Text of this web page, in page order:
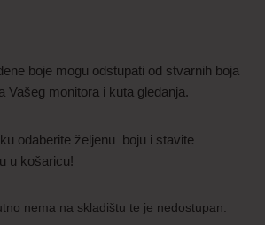
boje mogu odstupati od stvarnih boja
Vašeg monitora i kuta gledanja.
odaberite željenu boju i stavite
u košaricu!
nema na skladištu te je nedostupan.